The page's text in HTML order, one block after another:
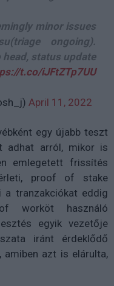
minor issues
ongoing).
status update
t.co/iJFtZTp7UU
April 11, 2022
egy újabb teszt
adhat arról, mikor is
emlegetett frissítés
proof of stake
a tranzakciókat eddig
worköt használó
egyik vezetője
iránt érdeklődő
amiben azt is elárulta,